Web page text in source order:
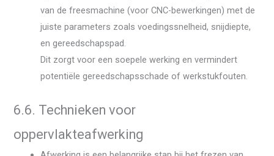
van de freesmachine (voor CNC-bewerkingen) met de
juiste parameters zoals voedingssnelheid, snijdiepte,
en gereedschapspad.
Dit zorgt voor een soepele werking en vermindert
potentiële gereedschapsschade of werkstukfouten.
6.6. Technieken voor
oppervlakteafwerking